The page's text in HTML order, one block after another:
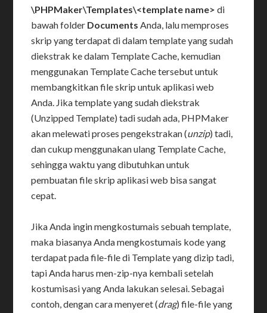
\PHPMaker\Templates\<template name> di
bawah folder Documents Anda, lalu memproses
skrip yang terdapat di dalam template yang sudah
diekstrak ke dalam Template Cache, kemudian
menggunakan Template Cache tersebut untuk
membangkitkan file skrip untuk aplikasi web
Anda. Jika template yang sudah diekstrak
(Unzipped Template) tadi sudah ada, PHPMaker
akan melewati proses pengekstrakan (unzip) tadi,
dan cukup menggunakan ulang Template Cache,
sehingga waktu yang dibutuhkan untuk
pembuatan file skrip aplikasi web bisa sangat
cepat.
Jika Anda ingin mengkostumais sebuah template,
maka biasanya Anda mengkostumais kode yang
terdapat pada file-file di Template yang dizip tadi,
tapi Anda harus men-zip-nya kembali setelah
kostumisasi yang Anda lakukan selesai. Sebagai
contoh, dengan cara menyeret (drag) file-file yang